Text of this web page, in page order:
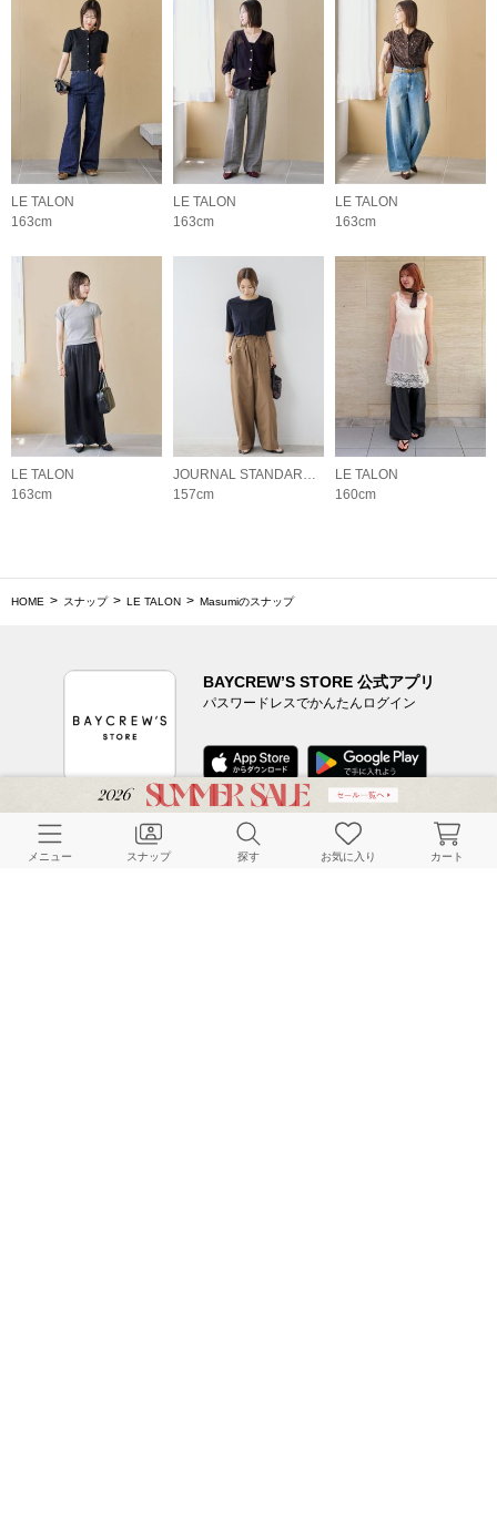
LE TALON
163cm
LE TALON
163cm
LE TALON
163cm
LE TALON
163cm
JOURNAL STANDARD relume LADYS
157cm
LE TALON
160cm
HOME スナップ LE TALON Masumiのスナップ
BAYCREW’S STORE 公式アプリ
パスワードレスでかんたんログイン
CUSTOMER SERVICE
メニュー スナップ 探す お気に入り カート